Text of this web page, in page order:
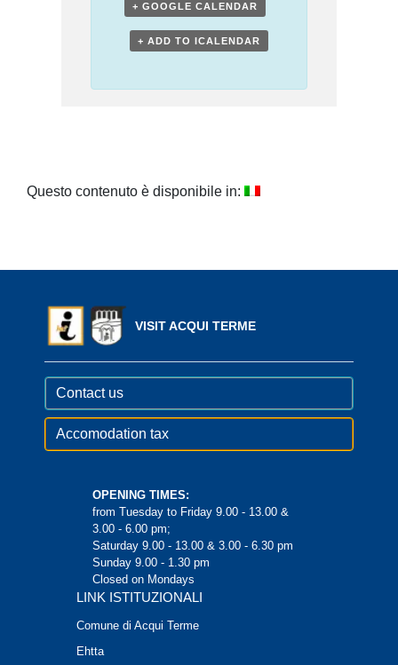
+ GOOGLE CALENDAR
+ ADD TO ICALENDAR
Questo contenuto è disponibile in:
VISIT ACQUI TERME
Contact us
Accomodation tax
OPENING TIMES:
from Tuesday to Friday 9.00 - 13.00 &
3.00 - 6.00 pm;
Saturday 9.00 - 13.00 & 3.00 - 6.30 pm
Sunday 9.00 - 1.30 pm
Closed on Mondays
LINK ISTITUZIONALI
Comune di Acqui Terme
Ehtta